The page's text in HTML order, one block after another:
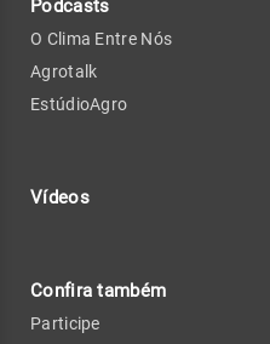
Podcasts
O Clima Entre Nós
Agrotalk
EstúdioAgro
Vídeos
Confira também
Participe